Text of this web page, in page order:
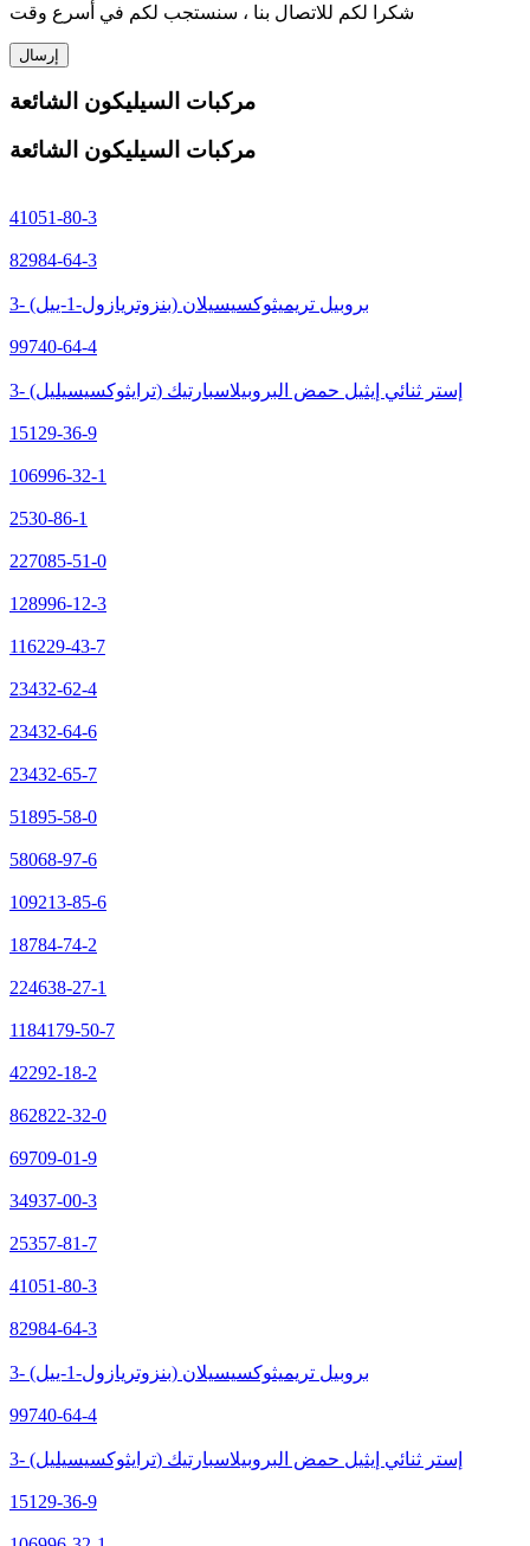
شكرا لكم للاتصال بنا ، سنستجب لكم في أسرع وقت
إرسال
مركبات السيليكون الشائعة
مركبات السيليكون الشائعة
41051-80-3
82984-64-3
3- (بنزوتريازول-1-ييل) بروبيل تريميثوكسيسيلان
99740-64-4
3- (ترايثوكسيسيليل) إستر ثنائي إيثيل حمض البروبيلاسبارتيك
15129-36-9
106996-32-1
2530-86-1
227085-51-0
128996-12-3
116229-43-7
23432-62-4
23432-64-6
23432-65-7
51895-58-0
58068-97-6
109213-85-6
18784-74-2
224638-27-1
1184179-50-7
42292-18-2
862822-32-0
69709-01-9
34937-00-3
25357-81-7
41051-80-3
82984-64-3
3- (بنزوتريازول-1-ييل) بروبيل تريميثوكسيسيلان
99740-64-4
3- (ترايثوكسيسيليل) إستر ثنائي إيثيل حمض البروبيلاسبارتيك
15129-36-9